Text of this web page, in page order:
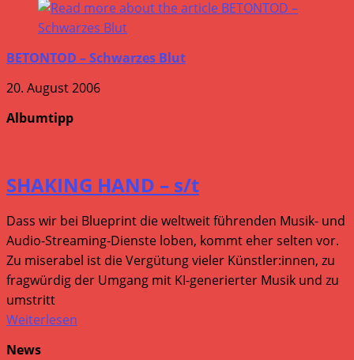
BETONTOD – Schwarzes Blut
20. August 2006
Albumtipp
SHAKING HAND – s/t
Dass wir bei Blueprint die weltweit führenden Musik- und
Audio-Streaming-Dienste loben, kommt eher selten vor.
Zu miserabel ist die Vergütung vieler Künstler:innen, zu
fragwürdig der Umgang mit KI-generierter Musik und zu
umstritt
Weiterlesen
News